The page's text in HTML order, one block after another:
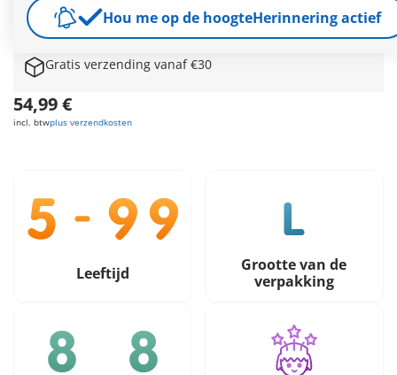
piratenuitkijkpost aan de horizon ontdekken?
Meer informatie
Gratis verzending vanaf €30
54,99 €
incl. btwplus verzendkosten
Hou me op de hoogteHerinnering actief
Leeftijd
Grootte van de
verpakking